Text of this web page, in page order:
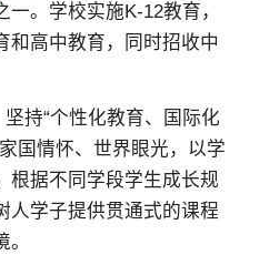
。学校实施K-12教育，
和高中教育，同时招收中
持“个性化教育、国际化
国情怀、世界眼光，以学
根据不同学段学生成长规
人学子提供贯通式的课程